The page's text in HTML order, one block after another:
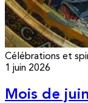
Célébrations et
1 juin 2026
Mois de